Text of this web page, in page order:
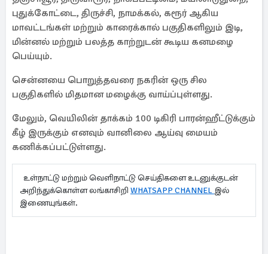
புதுக்கோட்டை, திருச்சி, நாமக்கல், கரூர் ஆகிய
மாவட்டங்கள் மற்றும் காரைக்கால் பகுதிகளிலும் இடி,
மின்னல் மற்றும் பலத்த காற்றுடன் கூடிய கனமழை
பெய்யும்.
சென்னயை பொறுத்தவரை நகரின் ஒரு சில
பகுதிகளில் மிதமான மழைக்கு வாய்ப்புள்ளது.
மேலும், வெயிலின் தாக்கம் 100 டிகிரி பாரன்ஹீட்டுக்கும்
கீழ் இருக்கும் எனவும் வானிலை ஆய்வு மையம்
கணிக்கப்பட்டுள்ளது.
உள்நாட்டு மற்றும் வெளிநாட்டு செய்திகளை உடனுக்குடன்
அறிந்துக்கொள்ள லங்காசிறி WHATSAPP CHANNEL இல்
இணையுங்கள்.